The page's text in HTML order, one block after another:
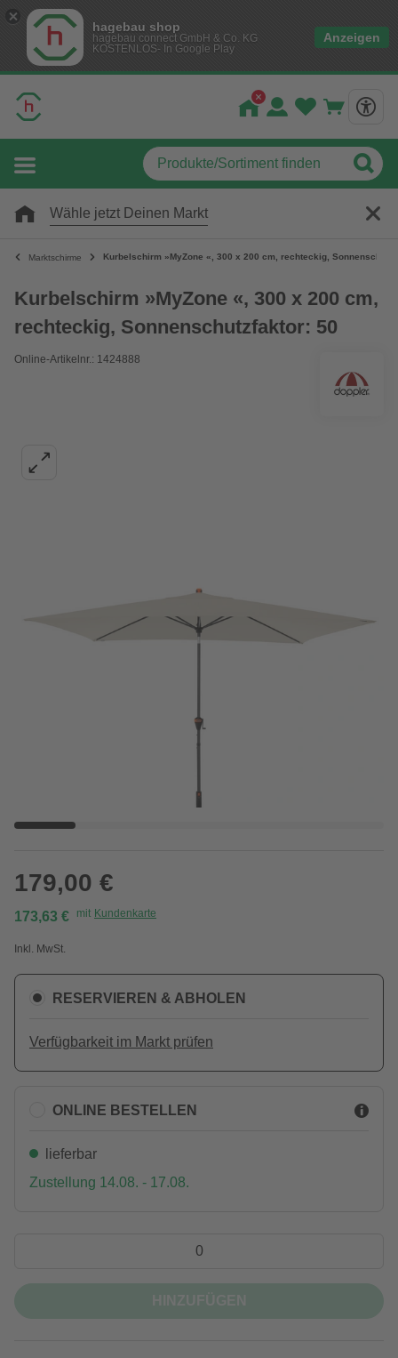
hagebau shop
hagebau connect GmbH & Co. KG
KOSTENLOS- In Google Play
Anzeigen
Wähle jetzt Deinen Markt
Marktschirme Kurbelschirm »MyZone «, 300 x 200 cm, rechteckig,
Kurbelschirm »MyZone «, 300 x 200 cm,
rechteckig, Sonnenschutzfaktor: 50
Online-Artikelnr.: 1424888
179,00 €
173,63 € mit Kundenkarte
Inkl. MwSt.
RESERVIEREN & ABHOLEN
Verfügbarkeit im Markt prüfen
ONLINE BESTELLEN
lieferbar
Zustellung 14.08. - 17.08.